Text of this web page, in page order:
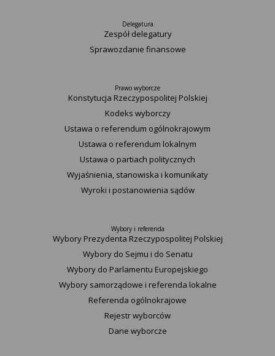
Delegatura
Zespół delegatury
Sprawozdanie finansowe
Prawo wyborcze
Konstytucja Rzeczypospolitej Polskiej​
Kodeks wyborczy
Ustawa o referendum ogólnokrajowym
Ustawa o referendum lokalnym
Ustawa o partiach politycznych
Wyjaśnienia, stanowiska i komunikaty
Wyroki i postanowienia sądów
Wybory i referenda
Wybory Prezydenta Rzeczypospolitej Polskiej
Wybory do Sejmu i do Senatu
Wybory do Parlamentu Europejskiego
Wybory samorządowe i referenda lokalne
Referenda ogólnokrajowe
Rejestr wyborców
Dane wyborcze